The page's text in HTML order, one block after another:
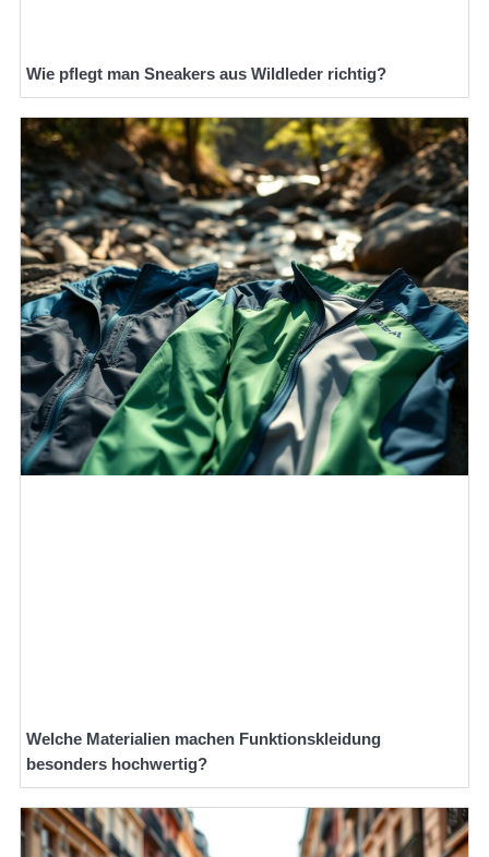
Wie pflegt man Sneakers aus Wildleder richtig?
Welche Materialien machen Funktionskleidung
besonders hochwertig?